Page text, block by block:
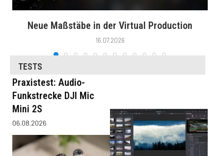
Neue Maßstäbe in der Virtual Production
16.07.2026
TESTS
Praxistest: Audio-
Funkstrecke DJI Mic
Mini 2S
06.08.2026